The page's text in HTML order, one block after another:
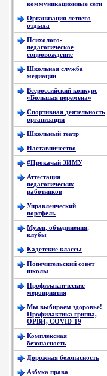
коммуникационные сети
Организация летнего
отдыха
Психолого-
педагогическое
сопровождение
Школьная служба
медиации
Всероссийский конкурс
«Большая перемена»
Спортивная деятельность
организации
Школьный театр
Наставничество
#Прокачай ЗИМУ
Аттестация
педагогических
работников
Управленческий
портфель
Музеи, объединения,
клубы
Кадетские классы
Попечительский совет
школы
Профилактические
мероприятия
Мы выбираем здоровье!
Профилактика гриппа,
ОРВИ, COVID-19
Комплексная
безопасность
Дорожная безопасность
Азбука права